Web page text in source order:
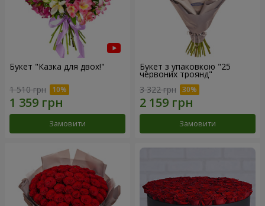
Букет "Казка для двох!"
1 510 грн
Замовити
Букет з упаковкою "25
червоних троянд"
3 322 грн
Замовити